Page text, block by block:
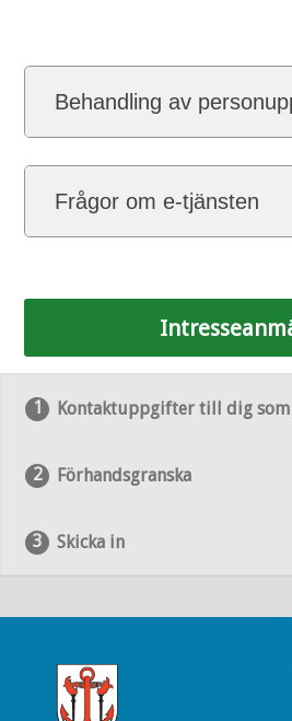
Behandling av
Frågor om e-tjänsten
Kontaktuppgifter till dig
Förhandsgranska
Skicka in